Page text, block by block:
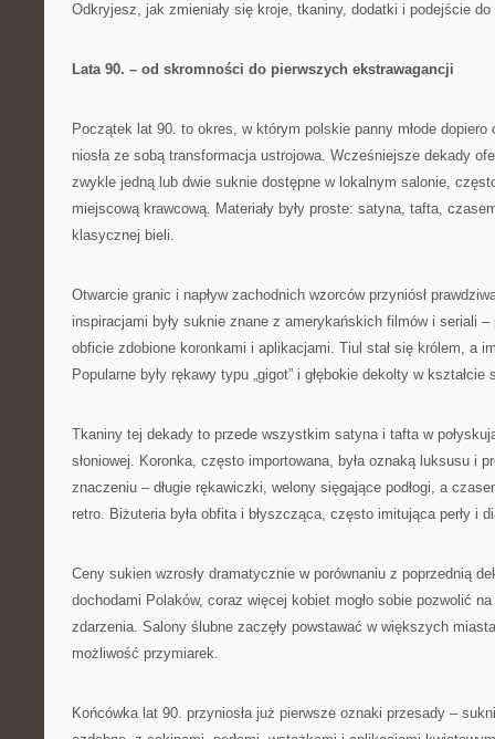
Odkryjesz, jak zmieniały się kroje, tkaniny, dodatki i podejście
Lata 90. – od skromności do pierwszych ekstrawagancji
Początek lat 90. to okres, w którym polskie panny młode dopiero
niosła ze sobą transformacja ustrojowa. Wcześniejsze dekady
zwykle jedną lub dwie suknie dostępne w lokalnym salonie,
miejscową krawcową. Materiały były proste: satyna, tafta,
klasycznej bieli.
Otwarcie granic i napływ zachodnich wzorców przyniósł
inspiracjami były suknie znane z amerykańskich filmów i seriali –
obficie zdobione koronkami i aplikacjami. Tiul stał się królem, a
Popularne były rękawy typu „gigot” i głębokie dekolty w kształcie
Tkaniny tej dekady to przede wszystkim satyna i tafta w
słoniowej. Koronka, często importowana, była oznaką luksusu i
znaczeniu – długie rękawiczki, welony sięgające podłogi, a
retro. Biżuteria była obfita i błyszcząca, często imitująca perły i
Ceny sukien wzrosły dramatycznie w porównaniu z poprzednią
dochodami Polaków, coraz więcej kobiet mogło sobie pozwolić
zdarzenia. Salony ślubne zaczęły powstawać w większych
możliwość przymiarek.
Końcówka lat 90. przyniosła już pierwsze oznaki przesady –